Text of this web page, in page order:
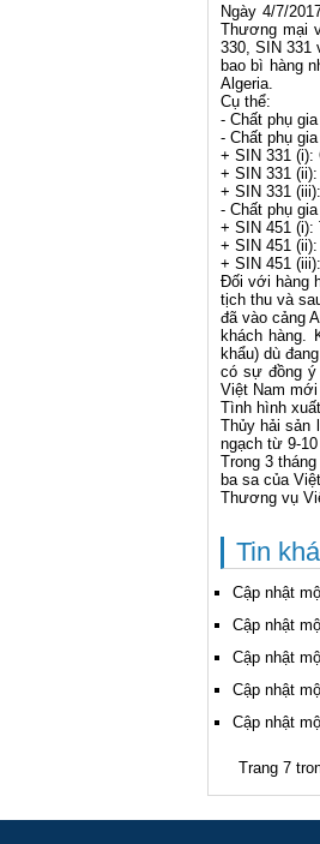
Ngày 4/7/
Thương mại
330, SIN 331
bao bì hàng
Algeria.
Cụ thể:
- Chất phụ
- Chất phụ
+ SIN 331
+ SIN 331
+ SIN 331
- Chất phụ
+ SIN 451 (i):
+ SIN 451
+ SIN 451
Đối với hàng
tịch thu và
đã vào cảng
khách hàng.
khẩu) dù
có sự đồng ý
Việt Nam
Tình hình
Thủy hải sản
ngạch từ 9-
Trong 3
ba sa của
Thương vụ
Tin
Cập nhật
Cập nhật
Cập nhật
Cập nhật
Cập nhật
Trang 7